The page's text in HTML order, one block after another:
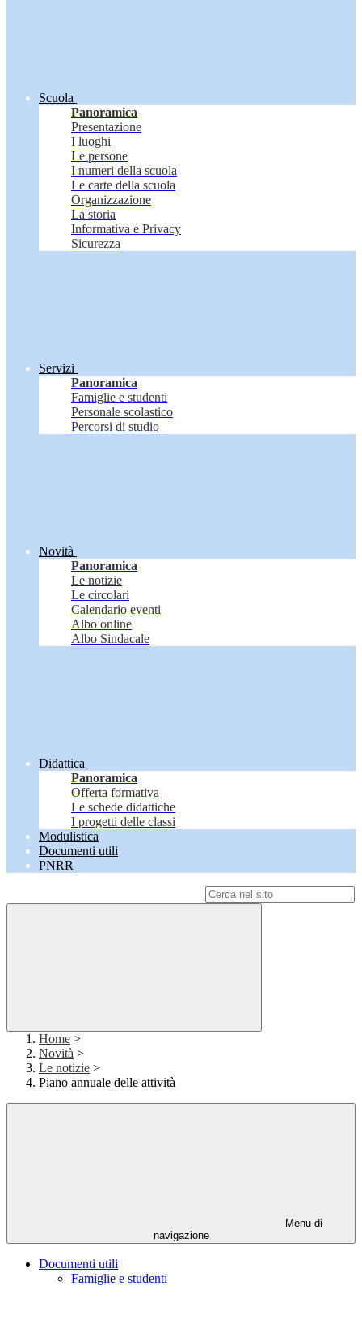
Scuola
Panoramica
Presentazione
I luoghi
Le persone
I numeri della scuola
Le carte della scuola
Organizzazione
La storia
Informativa e Privacy
Sicurezza
Servizi
Panoramica
Famiglie e studenti
Personale scolastico
Percorsi di studio
Novità
Panoramica
Le notizie
Le circolari
Calendario eventi
Albo online
Albo Sindacale
Didattica
Panoramica
Offerta formativa
Le schede didattiche
I progetti delle classi
Modulistica
Documenti utili
PNRR
Home >
Novità >
Le notizie >
Piano annuale delle attività
Menu di
navigazione
Documenti utili
Famiglie e studenti